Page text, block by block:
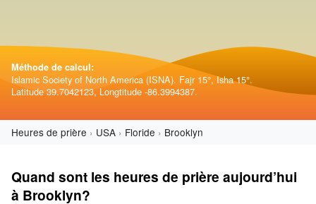
Méthode de calcul:
Islamic Society of North America (ISNA). Fajr 15°, Isha 15°.
Latitude 39.7042123, Longtitude -86.3994387.
Heures de prière USA Floride Brooklyn
Quand sont les heures de prière aujourd’hui
à Brooklyn?